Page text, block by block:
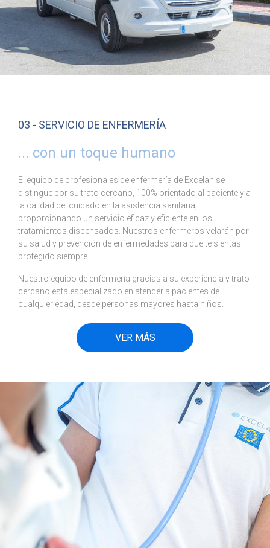
03 - SERVICIO DE ENFERMERÍA
... con un toque humano
El equipo de profesionales de enfermería de Excelan se
distingue por su trato cercano, 100% orientado al paciente y a
la calidad del cuidado en la asistencia sanitaria,
proporcionando un servicio eficaz y eficiente en los
tratamientos dispensados. Nuestros enfermeros velarán por
su salud y prevención de enfermedades para que te sientas
protegido siempre.
Nuestro equipo de enfermería gracias a su experiencia y trato
cercano está especializado en atender a pacientes de
cualquier edad, desde personas mayores hasta niños.
VER MÁS